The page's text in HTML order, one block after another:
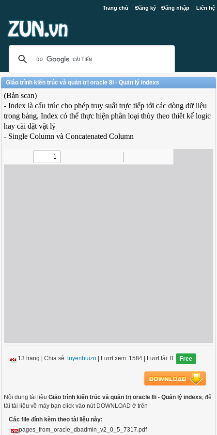
Trang chủ Đăng ký Đăng nhập Liên hệ
Giáo trình kiến trúc và quản trị oracle 8i - Quản lý indexs
(Bản scan)
- Index là cấu trúc cho phép truy suất trực tiếp tới các dòng dữ liệu
trong bảng, Index có thể thực hiện phân loại thùy theo thiêt kế logic
hay cài đặt vật lý
- Single Column và Concatenated Column
13 trang |Chia sẻ: luyenbuizn | Lượt xem: 1584 | Lượt tải: 0 Free
Nội dung tài liệuGiáo trình kiến trúc và quản trị oracle 8i - Quản lý indexs, để
tải tài liệu về máy bạn click vào nút DOWNLOAD ở trên
Các file đính kèm theo tài liệu này:
pages_from_oracle_dbadmin_v2_0_5_7317.pdf